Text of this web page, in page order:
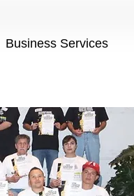
Business Services